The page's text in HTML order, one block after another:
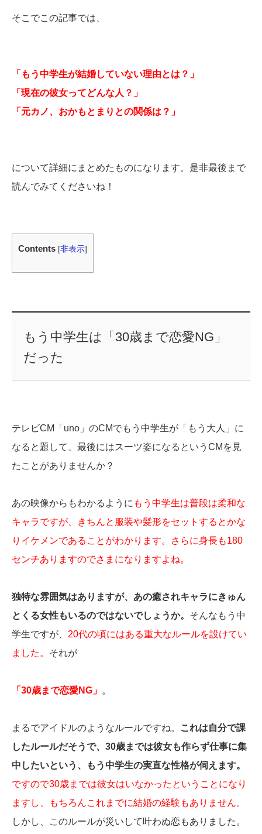
そこでこの記事では、
「もう中学生が結婚していない理由とは？」
「現在の彼女ってどんな人？」
「元カノ、おかもとまりとの関係は？」
について詳細にまとめたものになります。是非最後まで
読んでみてくださいね！
Contents [非表示]
もう中学生は「30歳まで恋愛NG」
だった
テレビCM「uno」のCMでもう中学生が「もう大人」に
なると題して、最後にはスーツ姿になるというCMを見
たことがありませんか？
あの映像からもわかるように もう中学生は普段は柔和な
キャラですが、きちんと服装や髪形をセットするとかな
りイケメンであることがわかります。さらに身長も180
センチありますのでさまになりますよね。
独特な雰囲気はありますが、あの癒されキャラにきゅん
とくる女性もいるのではないでしょうか。 そんなもう中
学生ですが、 20代の頃にはある重大なルールを設けてい
ました。 それが
「30歳まで恋愛NG」 。
まるでアイドルのようなルールですね。
これは自分で課
したルールだそうで、30歳までは彼女も作らず仕事に集
中したいという、もう中学生の実直な性格が伺えます。
ですので30歳までは彼女はいなかったということになり
ますし、もちろんこれまでに結婚の経験もありません。
しかし、このルールが災いして叶わぬ恋もありました。